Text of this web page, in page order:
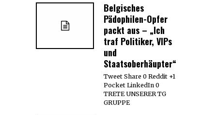
Belgisches
Pädophilen-Opfer
packt aus – „Ich
traf Politiker, VIPs
und
Staatsoberhäupter“
Tweet Share 0 Reddit +1
Pocket LinkedIn 0
TRETE UNSERER TG
GRUPPE